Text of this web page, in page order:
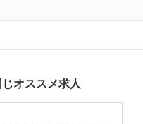
オススメ求人